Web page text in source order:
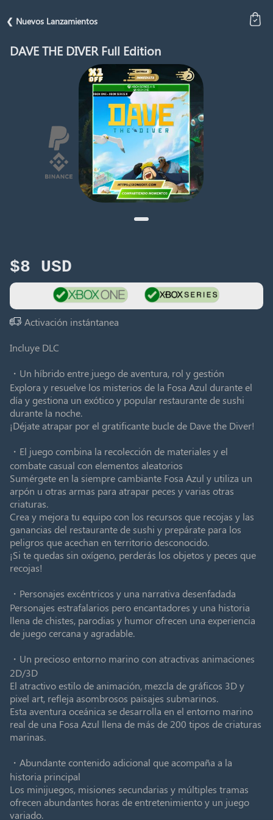
❮ Nuevos Lanzamientos
DAVE THE DIVER Full Edition
$8 USD
Activación instántanea
Incluye DLC
・Un híbrido entre juego de aventura, rol y gestión
Explora y resuelve los misterios de la Fosa Azul durante el
día y gestiona un exótico y popular restaurante de sushi
durante la noche.
¡Déjate atrapar por el gratificante bucle de Dave the Diver!
・El juego combina la recolección de materiales y el
combate casual con elementos aleatorios
Sumérgete en la siempre cambiante Fosa Azul y utiliza un
arpón u otras armas para atrapar peces y varias otras
criaturas.
Crea y mejora tu equipo con los recursos que recojas y las
ganancias del restaurante de sushi y prepárate para los
peligros que acechan en territorio desconocido.
¡Si te quedas sin oxígeno, perderás los objetos y peces que
recojas!
・Personajes excéntricos y una narrativa desenfadada
Personajes estrafalarios pero encantadores y una historia
llena de chistes, parodias y humor ofrecen una experiencia
de juego cercana y agradable.
・Un precioso entorno marino con atractivas animaciones
2D/3D
El atractivo estilo de animación, mezcla de gráficos 3D y
pixel art, refleja asombrosos paisajes submarinos.
Esta aventura oceánica se desarrolla en el entorno marino
real de una Fosa Azul llena de más de 200 tipos de criaturas
marinas.
・Abundante contenido adicional que acompaña a la
historia principal
Los minijuegos, misiones secundarias y múltiples tramas
ofrecen abundantes horas de entretenimiento y un juego
variado.